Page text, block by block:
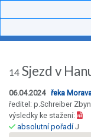
14 Sjezd v
06.04.2024 řeka
ředitel: p.Schreiber
výsledky ke stažení:
absolutní pořadíJ